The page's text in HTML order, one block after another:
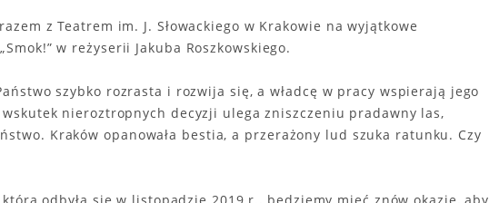
z Teatrem im. J. Słowackiego w Krakowie na wyjątkowe
w reżyserii Jakuba Roszkowskiego.
szybko rozrasta i rozwija się, a władcę w pracy wspierają jego
nieroztropnych decyzji ulega zniszczeniu pradawny las,
Kraków opanowała bestia, a przerażony lud szuka ratunku. Czy